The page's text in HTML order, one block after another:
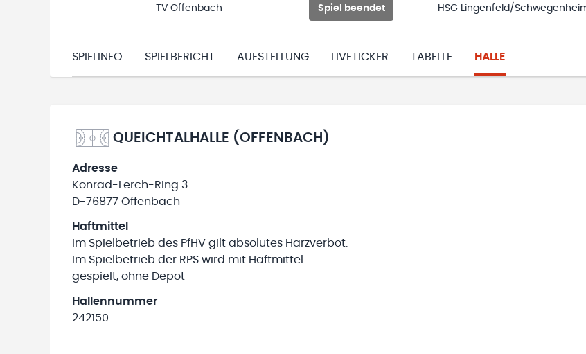
TV Offenbach Spiel beendet HSG Lingenfeld/
SPIELINFO SPIELBERICHT AUFSTELLUNG LIVETICKER TABELLE HALLE
QUEICHTALHALLE (OFFENBACH)
Adresse
Konrad-Lerch-Ring 3
D-76877 Offenbach
Haftmittel
Im Spielbetrieb des PfHV gilt absolutes Harzverbot.
Im Spielbetrieb der RPS wird mit Haftmittel
gespielt, ohne Depot
Hallennummer
242150